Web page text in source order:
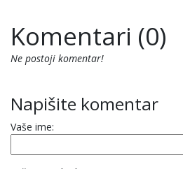
Komentari (0)
Ne postoji komentar!
Napišite komentar
Vaše ime: